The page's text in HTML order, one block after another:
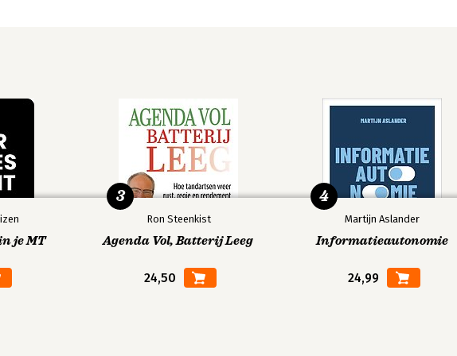
88
bespreking 92
je MT
Ron Steenkist
Agenda Vol, Batterij Leeg
24,50
3
Martijn Aslander
Informatieautonomie
24,99
4